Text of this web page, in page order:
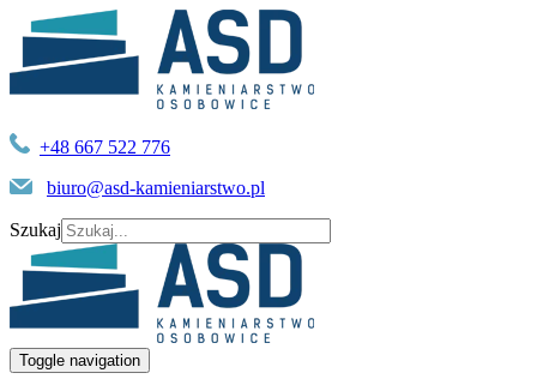
+48 667 522 776
biuro@asd-kamieniarstwo.pl
Szukaj
Toggle navigation